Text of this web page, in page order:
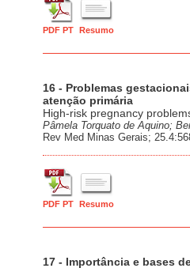
PDF PT Resumo
16 - Problemas
atenção primária
High-risk pregnancy
Pâmela Torquato de Aquino;
Rev Med Minas Gerais;
PDF PT Resumo
17 - Importância e bases